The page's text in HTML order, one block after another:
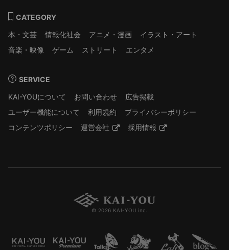
CATEGORY
本・文芸
情報化社会 アニメ・漫画
イラスト・アート
音楽・映像
ゲーム ストリート エンタメ
SERVICE
KAI-YOUについて
お問い合わせ
広告掲載
ユーザー機能について
利用規約
プライバシーポリシー
コンテンツポリシー
運営会社 採用情報
© 2026 KAI-YOU inc.